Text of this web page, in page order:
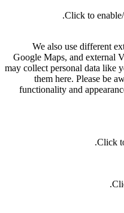
Click to
We also use
Google Maps, and
may collect personal
them here.
functionality and